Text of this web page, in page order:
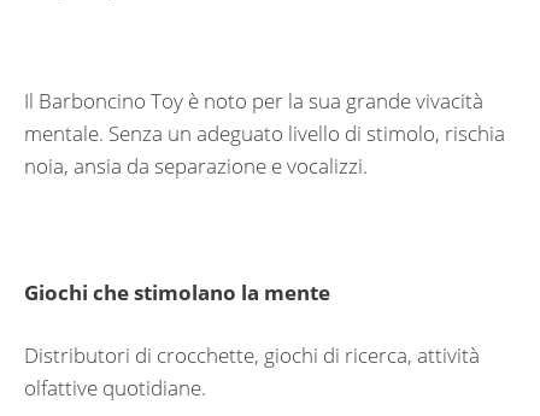
Il Barboncino Toy è noto per la sua grande vivacità
mentale. Senza un adeguato livello di stimolo, rischia
noia, ansia da separazione e vocalizzi.
Giochi che stimolano la mente
Distributori di crocchette, giochi di ricerca, attività
olfattive quotidiane.